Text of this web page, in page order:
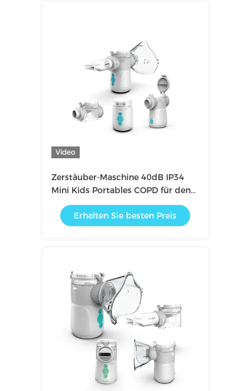
Video
Zerstäuber-Maschine 40dB IP34
Mini Kids Portables COPD für den
Asthma-Husten kalt
Erhalten Sie besten Preis